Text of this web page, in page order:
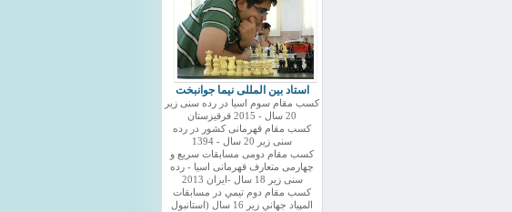
استاد بین المللی نیما جوانبخت
کسب مقام سوم اسیا در رده سنی زیر
20 سال - 2015 قرقیزستان
کسب مقام قهرمانی کشور در رده
سنی زیر 20 سال - 1394
کسب مقام دومی مسابقات سریع و
چهارمی متعارف قهرمانی اسیا - رده
سنی زیر 18 سال -ایران 2013
كسب مقام دوم تيمي در مسابقات
المپياد جهاني زير 16 سال (استانبول